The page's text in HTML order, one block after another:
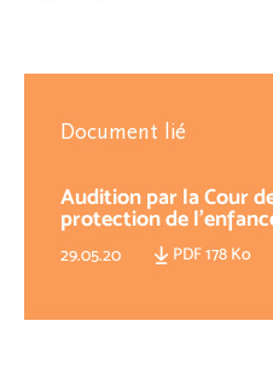
Document lié
Audition par la Cour
protection de
29.05.20 PDF 178 Ko